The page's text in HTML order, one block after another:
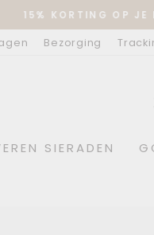
15% KORTING OP JE
Bezorging
SIERADEN